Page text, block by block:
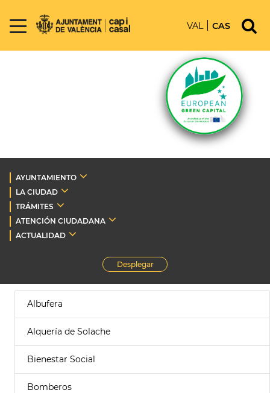
VAL CAS
AYUNTAMIENTO
LA CIUDAD
TRÁMITES
ATENCIÓN CIUDADANA
ACTUALIDAD
Desplegar
Albufera
Alquería de Solache
Bienestar Social
Bomberos